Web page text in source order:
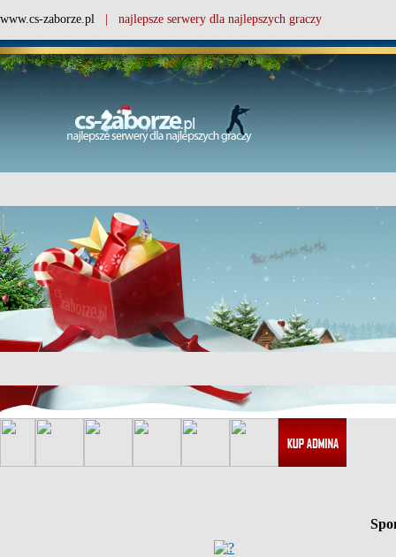
www.cs-zaborze.pl | najlepsze serwery dla najlepszych graczy